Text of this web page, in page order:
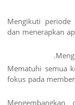
Mengikuti periode
dan menerapkan
Mematuhi semua
fokus pada
Mengembangkan